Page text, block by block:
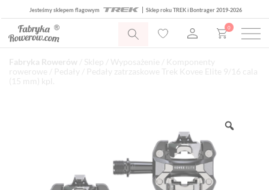
Jesteśmy sklepem flagowym Sklep roku TREK i Bontrager 2019-2026
0
Fabryka Rowerów Sklep Wyposażenie
Komponenty
rowerowe
Pedały
/ Pedały zatrzaskowe Trek Kovee Elite 9/16 cala
(15 mm) kpl.